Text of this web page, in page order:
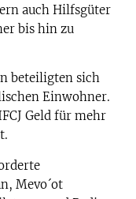
auch Hilfsgüter
bis hin zu
beteiligten sich
Einwohner.
Geld für mehr
Mevo´ot